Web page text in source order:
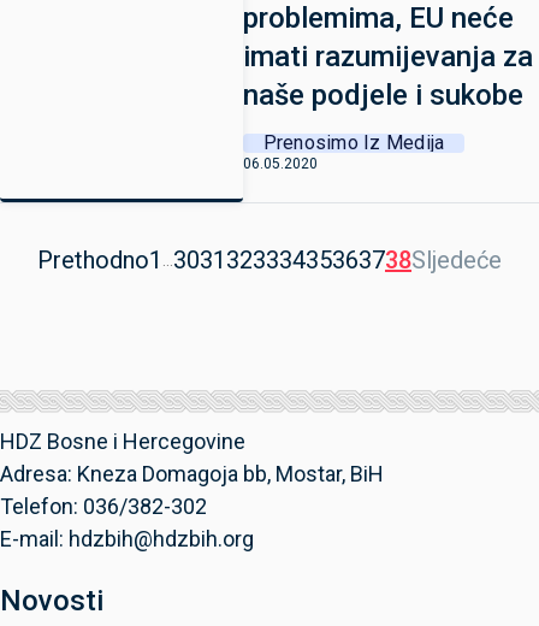
problemima, EU neće
imati razumijevanja za
naše podjele i sukobe
Prenosimo Iz Medija
06.05.2020
Prethodno1 3031 32333435363738Sljedeće
HDZ Bosne i Hercegovine
Adresa: Kneza Domagoja bb, Mostar, BiH
Telefon: 036/382-302
E-mail: hdzbih@hdzbih.org
Novosti